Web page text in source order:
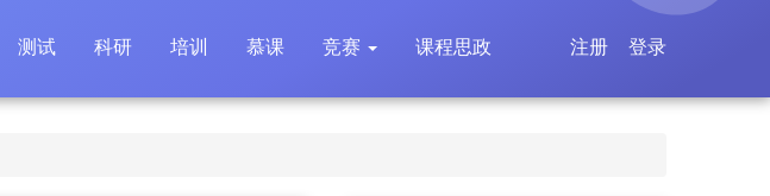
测试 科研 培训 慕课 竞赛 课程思政 登录
注册